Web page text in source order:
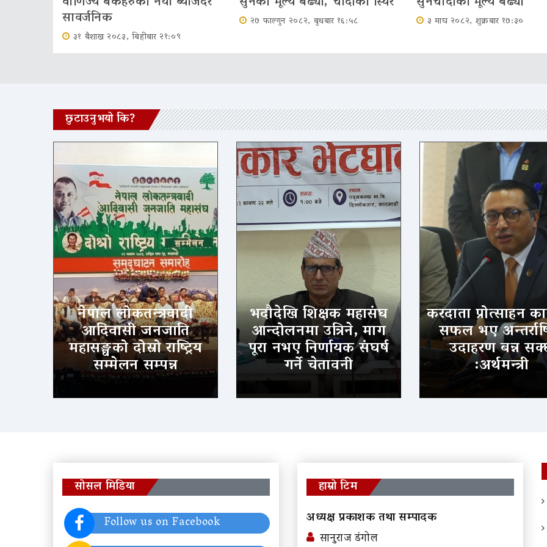
सावर्जनिक
३१ बैशाख २०८३, बिहीबार २१:०९
२७ फाल्गुन २०८२, बुधबार १६:५८ ३ माघ २०८२, शुक्रबार १७:३०
छुटाउनुभयो कि?
नेपाल लोकतन्त्रवादी
आदिवासी जनजाति
महासङ्घको दोस्रो राष्ट्रिय
सम्मेलन सम्पन्न
भदौदेखि शिक्षक महासंघ
आन्दोलनमा उत्रिने, माग
पूरा नभए निर्णायक संघर्ष
गर्ने चेतावनी
करदाता प्रोत्साहन
सफल भए
उदाहरण बन्न
:अर्थमन्त्री
सोसल मिडिया
Follow us on Facebook
हाम्रो टिम
अध्यक्ष प्रकाशक तथा सम्पादक
सानुराज डंगोल